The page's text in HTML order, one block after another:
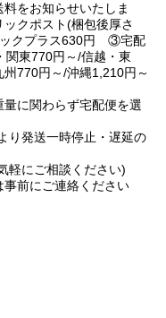
をお知らせいたしま
クポスト(梱包後厚さ
クプラス630円 ③宅配
関東770円～/信越・東
770円～/沖縄1,210円～
に関わらず宅配便を選
り発送一時停止・遅延の
軽にご相談ください)
事前にご連絡ください